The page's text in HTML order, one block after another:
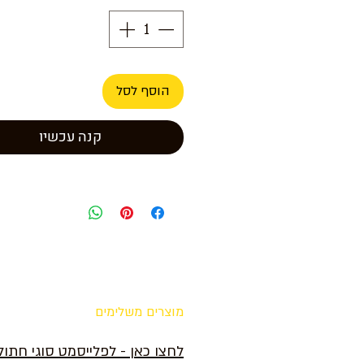
הוסף לסל
קנה עכשיו
מוצרים משלימים
לחצו כאן - לפלייסמט סוגי